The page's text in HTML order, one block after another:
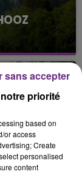
situation
est toujours
priorité
based on
or access
Create
personalised
content
sans accepter